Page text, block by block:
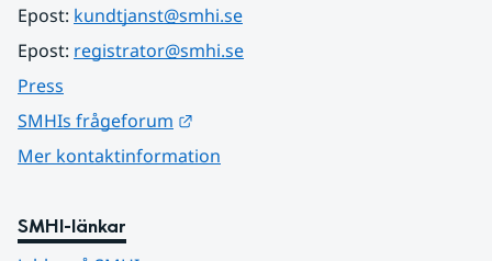
Epost: kundtjanst@smhi.se
Epost: registrator@smhi.se
Press
SMHIs frågeforum
Mer kontaktinformation
SMHI-länkar